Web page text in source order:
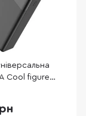
Cool figure